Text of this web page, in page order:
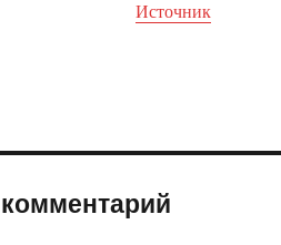
Источник